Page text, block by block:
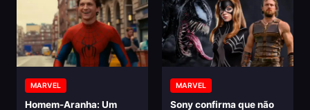
MARVEL
Homem-Aranha: Um
MARVEL
Sony confirma que não